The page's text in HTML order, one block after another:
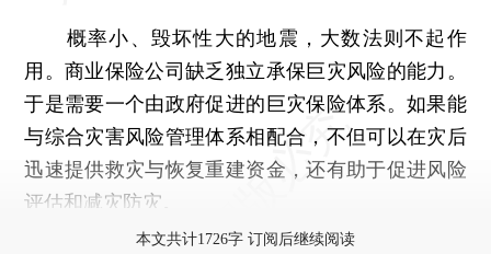
概率小、毁坏性大的地震，大数法则不起作
用。商业保险公司缺乏独立承保巨灾风险的能力。
于是需要一个由政府促进的巨灾保险体系。如果能
与综合灾害风险管理体系相配合，不但可以在灾后
迅速提供救灾与恢复重建资金，还有助于促进风险
评估和减灾防灾。
本文共计1726字 订阅后继续阅读